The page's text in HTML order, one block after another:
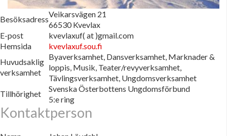
Besöksadress
Veikarsvägen 21
66530 Kvevlax
E-post
kvevlaxuf( at )gmail.com
Hemsida
kvevlaxuf.sou.fi
Huvudsaklig
verksamhet
Byaverksamhet, Dansverksamhet, Marknader &
loppis, Musik, Teater/revyverksamhet,
Tävlingsverksamhet, Ungdomsverksamhet
Tillhörighet
Svenska Österbottens Ungdomsförbund
5:e ring
Kontaktperson